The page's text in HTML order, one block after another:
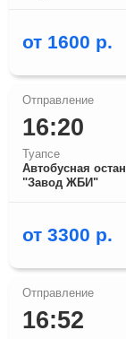
от 1600 р.
16:20
Туапсе
Автобусная
"Завод ЖБИ"
от 3300 р.
16:52